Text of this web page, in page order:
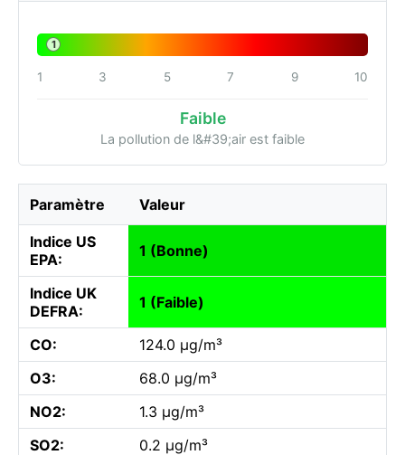
1
1 3 5 7 9 10
Faible
La pollution de l&#39;air est faible
Paramètre Valeur
Indice US
EPA:
1 (Bonne)
Indice UK
DEFRA:
1 (Faible)
CO:
124.0 µg/m³
O3:
68.0 µg/m³
NO2:
1.3 µg/m³
SO2:
0.2 µg/m³